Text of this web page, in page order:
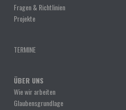
Fragen & Richtlinien
Projekte
TERMINE
ÜBER UNS
Wie wir arbeiten
Glaubensgrundlage